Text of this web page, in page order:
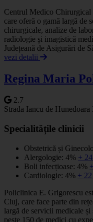
Centrul Medico Chirurgical
care oferă o gamă largă de
chirurgicale, analize de
radiologie și imagistică
Județeană de Asigurări de
vezi detalii
Regina Maria
2.7
Strada Iancu de Hunedoara
Specialitățile clinicii
Obstetrică și
Alergologie: 4% +
Boli infecțioase: 4%
Cardiologie: 4% +
Policlinica E. Grigorescu
Cluj, care face parte din
largă de servicii medicale
peste 150 de medici cu